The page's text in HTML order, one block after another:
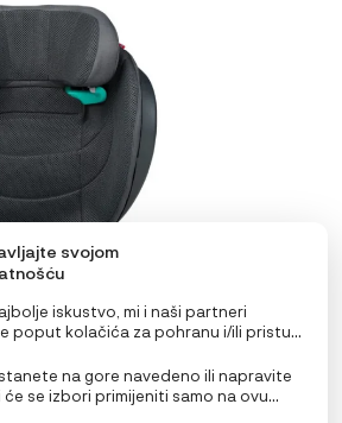
svojom
iskustvo, mi i naši partneri
poput kolačića za pohranu i/ili pristup
partnerima obradu osobnih
ponašanje pri pregledavanju ili
ovoj stranici i prikazujemo
na gore navedeno ili napravite
se izbori primijeniti samo na ovu